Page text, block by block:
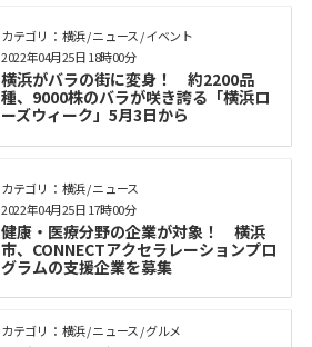
カテゴリ： 横浜 / ニュース / イベント
横浜がバラの街に変身！ 約2200品
種、9000株のバラが咲き誇る「横浜ロ
ーズウィーク」5月3日から
2022年04月25日 18時00分
カテゴリ： 横浜 / ニュース
健康・医療分野の企業が対象！ 横浜
市、CONNECTアクセラレーションプロ
グラムの支援企業を募集
2022年04月25日 17時00分
カテゴリ： 横浜 / ニュース / グルメ